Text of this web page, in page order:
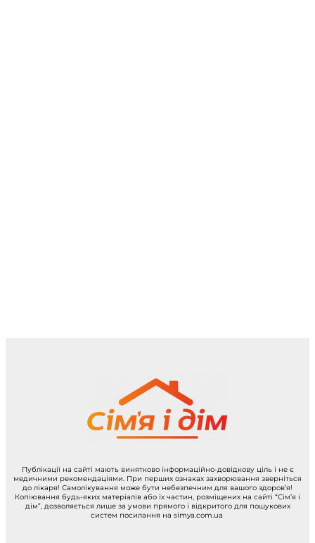
Публікації на сайті мають винятково інформаційно-довідкову ціль і не є
медичними рекомендаціями. При перших ознаках захворювання зверніться
до лікаря! Самолікування може бути небезпечним для вашого здоров’я!
Копіювання будь-яких матеріалів або їх частин, розміщених на сайті “Сім’я і
дім”, дозволяється лише за умови прямого і відкритого для пошукових
систем посилання на simya.com.ua